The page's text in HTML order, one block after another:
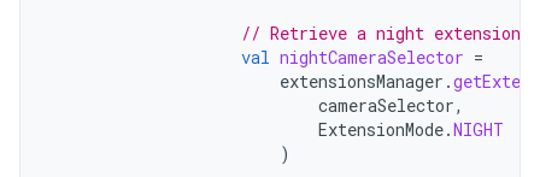
// Retrieve a night extension
val nightCameraSelector =
extensionsManager .
cameraSelector,
ExtensionMode.NIGHT
)